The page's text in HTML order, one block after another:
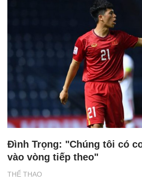
THỂ THAO
Đình Trọng: "Chúng tôi có
vào vòng tiếp theo"